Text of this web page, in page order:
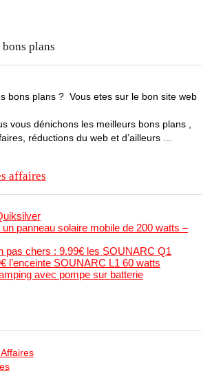
plans
bons plans ? Vous etes sur le bon site web
vous dénichons les meilleurs bons plans ,
réductions du web et d’ailleurs …
affaires
panneau solaire mobile de 200 watts –
pas chers : 9.99€ les SOUNARC Q1
l’enceinte SOUNARC L1 60 watts
avec pompe sur batterie